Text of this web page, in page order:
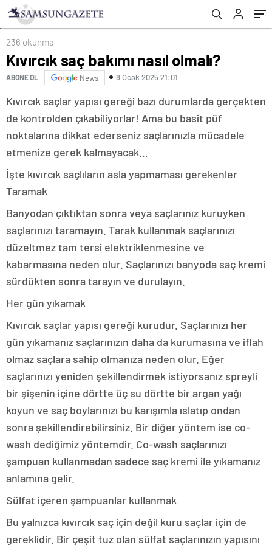
236 okunma
Kıvırcık saç bakımı nasıl olmalı?
ABONE OL News 8 Ocak 2025 21:01
Kıvırcık saçlar yapısı gereği bazı durumlarda gerçekten
de kontrolden çıkabiliyorlar! Ama bu basit püf
noktalarına dikkat ederseniz saçlarınızla mücadele
etmenize gerek kalmayacak…
İşte kıvırcık saçlıların asla yapmaması gerekenler
Taramak
Banyodan çıktıktan sonra veya saçlarınız kuruyken
saçlarınızı taramayın. Tarak kullanmak saçlarınızı
düzeltmez tam tersi elektriklenmesine ve
kabarmasına neden olur. Saçlarınızı banyoda saç kremi
sürdükten sonra tarayın ve durulayın.
Her gün yıkamak
Kıvırcık saçlar yapısı gereği kurudur. Saçlarınızı her
gün yıkamanız saçlarınızın daha da kurumasına ve iflah
olmaz saçlara sahip olmanıza neden olur. Eğer
saçlarınızı yeniden şekillendirmek istiyorsanız spreyli
bir şişenin içine dörtte üç su dörtte bir argan yağı
koyun ve saç boylarınızı bu karışımla ıslatıp ondan
sonra şekillendirebilirsiniz. Bir diğer yöntem ise co-
wash dediğimiz yöntemdir. Co-wash saçlarınızı
şampuan kullanmadan sadece saç kremi ile yıkamanız
anlamına gelir.
Sülfat içeren şampuanlar kullanmak
Bu yalnızca kıvırcık saç için değil kuru saçlar için de
gereklidir. Bir çeşit tuz olan sülfat saçlarınızın yapısını